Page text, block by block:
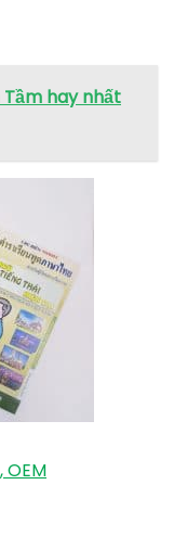
Tầm hay nhất
OEM